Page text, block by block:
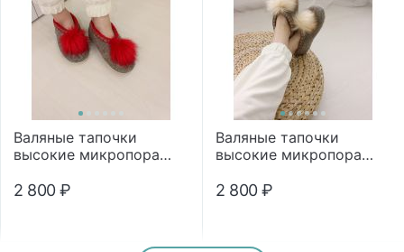
Валяные тапочки
высокие микропора
2 800 ₽
Валяные тапочки
высокие микропора
2 800 ₽